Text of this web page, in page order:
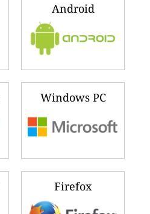
Android
Windows PC
Firefox